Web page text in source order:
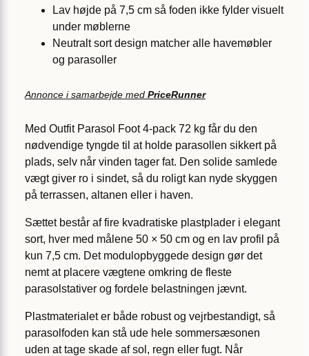
Lav højde på 7,5 cm så foden ikke fylder visuelt
under møblerne
Neutralt sort design matcher alle havemøbler
og parasoller
Annonce i samarbejde med PriceRunner
Med Outfit Parasol Foot 4-pack 72 kg får du den
nødvendige tyngde til at holde parasollen sikkert på
plads, selv når vinden tager fat. Den solide samlede
vægt giver ro i sindet, så du roligt kan nyde skyggen
på terrassen, altanen eller i haven.
Sættet består af fire kvadratiske plastplader i elegant
sort, hver med målene 50 × 50 cm og en lav profil på
kun 7,5 cm. Det modulopbyggede design gør det
nemt at placere vægtene omkring de fleste
parasolstativer og fordele belastningen jævnt.
Plastmaterialet er både robust og vejrbestandigt, så
parasolfoden kan stå ude hele sommersæsonen
uden at tage skade af sol, regn eller fugt. Når